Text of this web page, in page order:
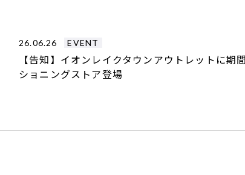
26.06.26 EVENT
【告知】イオンレイクタウンアウトレットに期
ショニングストア登場